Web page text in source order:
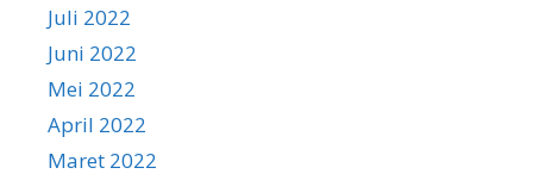
Juli 2022
Juni 2022
Mei 2022
April 2022
Maret 2022